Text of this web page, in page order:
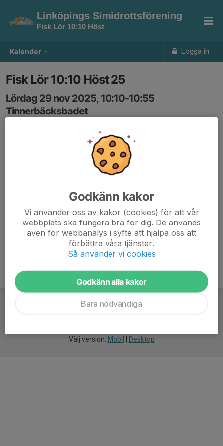
Kalender Logga in
Linköpings Simidrottsförening
Fisk Lör 10:10 Höst
Fisk Lör 10:10 Höst 25
Lördag 29 nov 2025, 10:10-10:55
Tinnerbäcksbadet
Fisk simskola 25 an, uppehåll vecka 44.
Kurstart vecka 35, kursavslut vecka 50.
Välj version: Mobil Desktop
Godkänn kakor
Vi använder oss av kakor (cookies) för att vår
webbplats ska fungera bra för dig. De används
även för webbanalys i syfte att hjälpa oss att
förbättra våra tjänster.
Så använder vi cookies
Godkänn alla kakor
Bara nödvändiga